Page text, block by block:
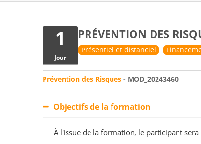
1
Jour
PRÉVENTION DES
Présentiel et distanciel
Prévention des Risques - MOD_20243460
Objectifs de la formation
À l'issue de la formation, le participant